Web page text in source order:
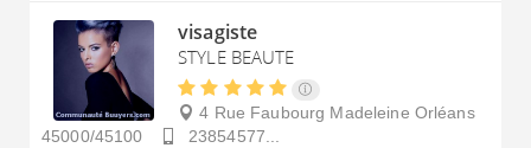
visagiste
STYLE BEAUTE
4 Rue Faubourg Madeleine Orléans
45000/45100
23854577...